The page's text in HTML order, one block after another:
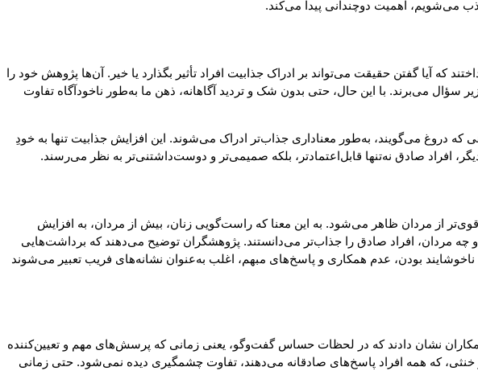
می‌شویم، اهمیت دوچندانی پیدا می‌کند.
این پرسش پرداختند که آیا گفتن حقیقت می‌تواند بر ادراک جذابیت افراد تأثیر بگذارد یا خیر. آن‌ها پژوهش خود را
سؤال می‌برند. با این حال، حتی بدون شک و تردید آگاهانه، ذهن ما به‌طور ناخودآگاه تفاوت
دروغ می‌گویند، به‌طور معناداری جذاب‌تر ادراک می‌شوند. این افزایش جذابیت تنها به خودِ
صادق نه‌تنها قابل‌اعتمادتر، بلکه صمیمی‌تر و دوست‌داشتنی‌تر به نظر می‌رسند.
از مردان ظاهر می‌شود. به این معنا که راست‌گویی زنان، بیش از مردان، به افزایش
چه مردان، افراد صادق را جذاب‌تر می‌دانستند. پژوهشگران توضیح می‌دهند که برداشت‌هایی
بودن، عدم همکاری و پاسخ‌های مبهم، اغلب به‌عنوان نشانه‌های فریب تعبیر می‌شوند
همکاران نشان دادند که در لحظات حساس گفت‌وگو، یعنی زمانی که پرسش‌های مهم و تعیین‌کننده
که همه افراد پاسخ‌های صادقانه می‌دهند، تفاوت چشمگیری دیده نمی‌شود. حتی زمانی